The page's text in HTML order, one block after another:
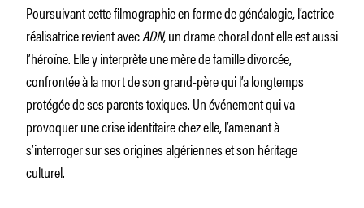
Poursuivant cette filmographie en forme de généalogie, l’actrice-
réalisatrice revient avecADN, un drame choral dont elle est aussi
l’héroïne. Elle y interprète une mère de famille divorcée,
confrontée à la mort de son grand-père qui l’a longtemps
protégée de ses parents toxiques. Un événement qui va
provoquer une crise identitaire chez elle, l’amenant à
s’interroger sur ses origines algériennes et son héritage
culturel.